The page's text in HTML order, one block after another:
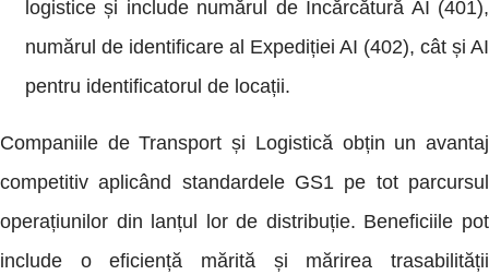
logistice și include numărul de Încărcătură AI (401),
numărul de identificare al Expediției AI (402), cât și AI
pentru identificatorul de locații.
Companiile de Transport și Logistică obțin un avantaj
competitiv aplicând standardele GS1 pe tot parcursul
operațiunilor din lanțul lor de distribuție. Beneficiile pot
include o eficiență mărită și mărirea trasabilității